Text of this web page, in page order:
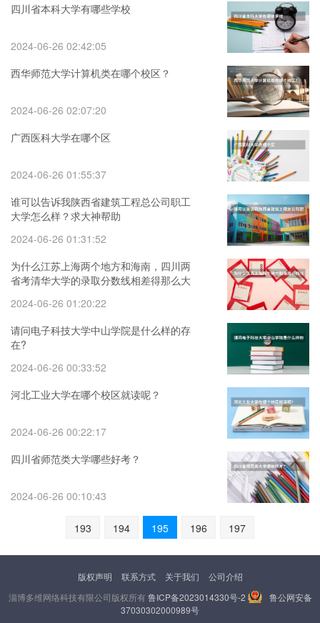
四川省本科大学有哪些学校
2024-06-26 02:42:05
西华师范大学计算机类在哪个校区？
2024-06-26 02:07:20
广西医科大学在哪个区
2024-06-26 01:55:37
谁可以告诉我陕西省建筑工程总公司职工
大学怎么样？求大神帮助
2024-06-26 01:31:52
为什么江苏上海两个地方和海南，四川两
省考清华大学的录取分数线相差得那么大
2024-06-26 01:20:22
请问电子科技大学中山学院是什么样的存
在?
2024-06-26 00:33:52
河北工业大学在哪个校区就读呢？
2024-06-26 00:22:17
四川省师范类大学哪些好考？
2024-06-26 00:10:43
193 194 195 196 197
版权声明 联系方式 关于我们
公司介绍
淄博多维网络科技有限公司版权所有鲁ICP备2023014330号-2
鲁公网安备
37030302000989号